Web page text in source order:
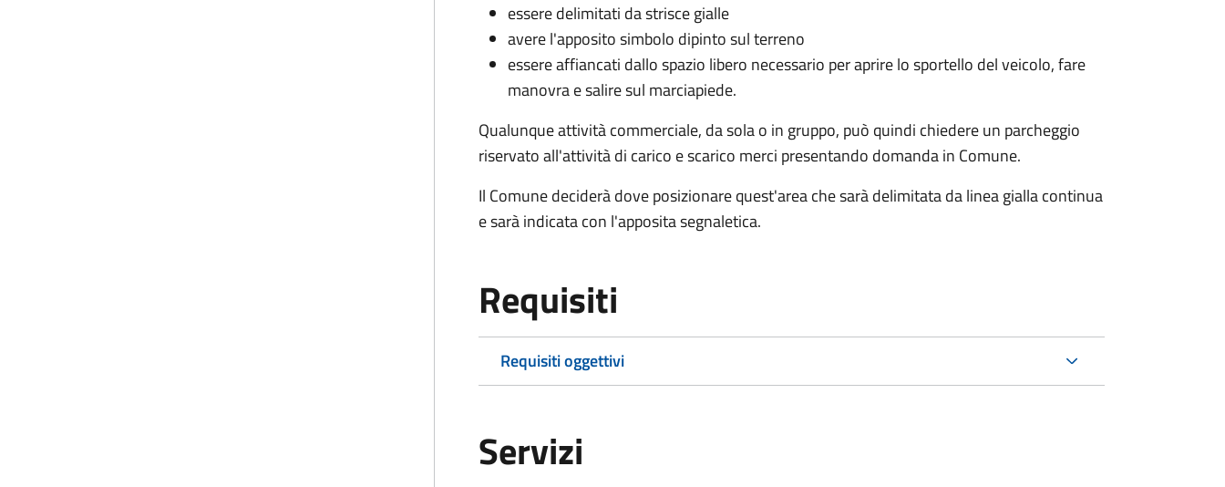
essere delimitati da strisce gialle
avere l'apposito simbolo dipinto sul terreno
essere affiancati dallo spazio libero necessario per aprire lo sportello del veicolo, fare
manovra e salire sul marciapiede.
Qualunque attività commerciale, da sola o in gruppo, può quindi chiedere un parcheggio
riservato all'attività di carico e scarico merci presentando domanda in Comune.
Il Comune deciderà dove posizionare quest'area che sarà delimitata da linea gialla continua
e sarà indicata con l'apposita segnaletica.
Requisiti
Requisiti oggettivi
Servizi